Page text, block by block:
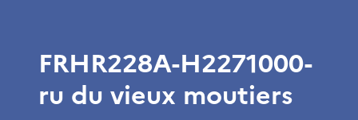
FRHR228A-H2271000-
ru du vieux moutiers